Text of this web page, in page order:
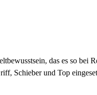
das es so bei
Schieber und Top